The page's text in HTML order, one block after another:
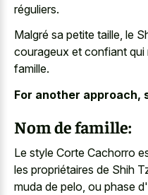
réguliers.
Malgré sa petite taille, le
courageux et confiant
famille.
For another approach,
Nom de famille:
Le style Corte Cachorro
les propriétaires de Shih
muda de pelo, ou phase